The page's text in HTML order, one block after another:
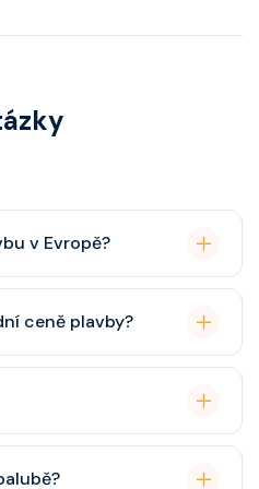
v Evropě?
platnost minimálně 6
ceně plavby?
fitness, základní nápoje
služby, spropitné a